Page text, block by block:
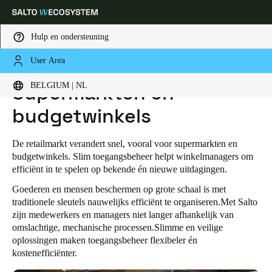
Hulp en ondersteuning
User Area
BELGIUM | NL
Kies uw locatie- en taalinstellingen
Global Europe North America
Belgium|Nederlands
Germany
Deutsch
Switzerland
DeutschFrançaisItaliano
HOME SECTOREN
SUPERMARKTEN EN BUDGETWINKELS
Supermarkten en
budgetwinkels
De retailmarkt verandert snel, vooral voor supermarkten en
budgetwinkels. Slim toegangsbeheer helpt winkelmanagers om
efficiënt in te spelen op bekende én nieuwe uitdagingen.
Goederen en mensen beschermen op grote schaal is met
traditionele sleutels nauwelijks efficiënt te organiseren.Met Salto
zijn medewerkers en managers niet langer afhankelijk van
omslachtige, mechanische processen.Slimme en veilige
oplossingen maken toegangsbeheer flexibeler én
kostenefficiënter.